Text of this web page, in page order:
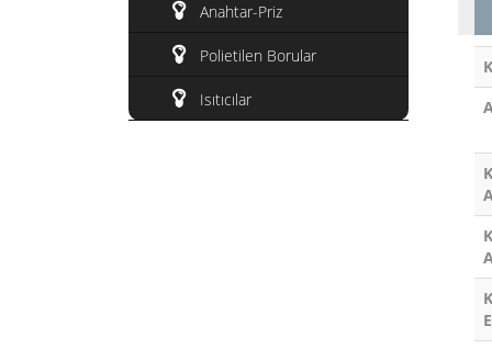
Anahtar-Priz
Polietilen Borular
Isıtıcılar